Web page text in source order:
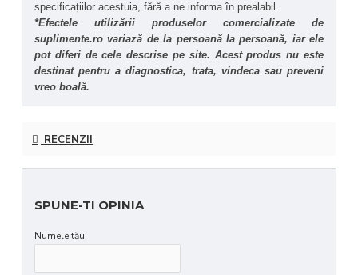
specificațiilor acestuia, fără a ne informa în prealabil.
*Efectele utilizării produselor comercializate de
suplimente.ro variază de la persoană la persoană, iar ele
pot diferi de cele descrise pe site. Acest produs nu este
destinat pentru a diagnostica, trata, vindeca sau preveni
vreo boală.
RECENZII
SPUNE-TI OPINIA
Numele tău: